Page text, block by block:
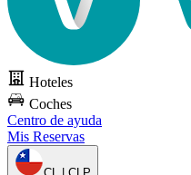
Hoteles
Coches
Centro de ayuda
Mis Reservas